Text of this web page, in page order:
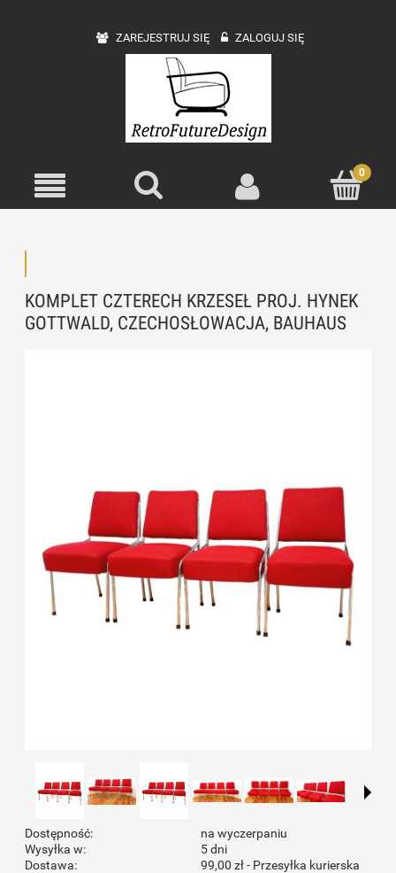
ZAREJESTRUJ SIĘ ZALOGUJ SIĘ
KOMPLET CZTERECH KRZESEŁ PROJ. HYNEK
GOTTWALD, CZECHOSŁOWACJA, BAUHAUS
Dostępność:
na wyczerpaniu
Wysyłka w:
5 dni
Dostawa:
99,00 zł- Przesyłka kurierska